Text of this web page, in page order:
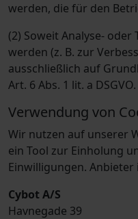
werden, die für den
(2) Soweit Analyse- oder
werden (z. B. zur
ausschließlich auf
Art. 6 Abs. 1 lit. a DSGVO.
Verwendung von
Wir nutzen auf unserer
ein Tool zur Einholung
Einwilligungen. Anbieter
Cybot A/S
Havnegade 39